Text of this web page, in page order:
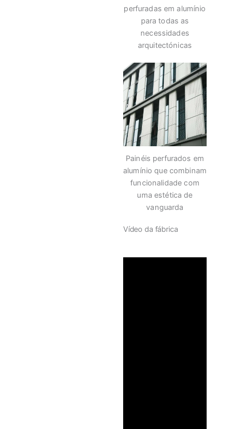
perfuradas em alumínio
para todas as
necessidades
arquitectónicas
Painéis perfurados em
alumínio que combinam
funcionalidade com
uma estética de
vanguarda
Vídeo da fábrica